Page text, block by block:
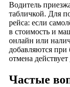
Водитель
табличкой. Для
рейса: если
в стоимость и
онлайн или
добавляются при
отмена
Частые